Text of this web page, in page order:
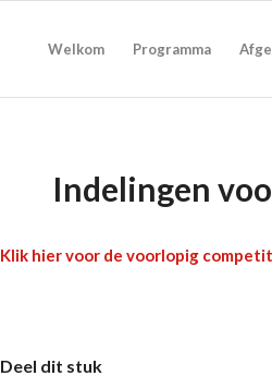
Welkom Programma
Indelingen
Klik hier voor de voorlopig
Deel dit stuk